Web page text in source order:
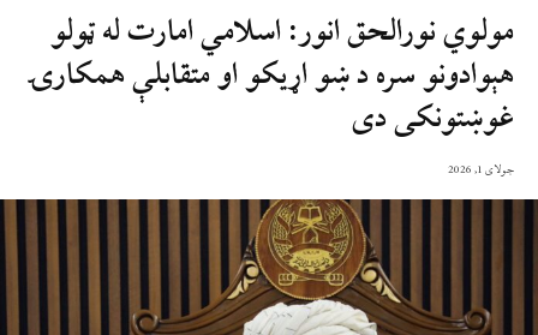
مولوي نورالحق انور: اسلامي امارت له ټولو
هېوادونو سره د ښو اړیکو او متقابلې همکارۍ
غوښتونکی دی
جولای 1, 2026